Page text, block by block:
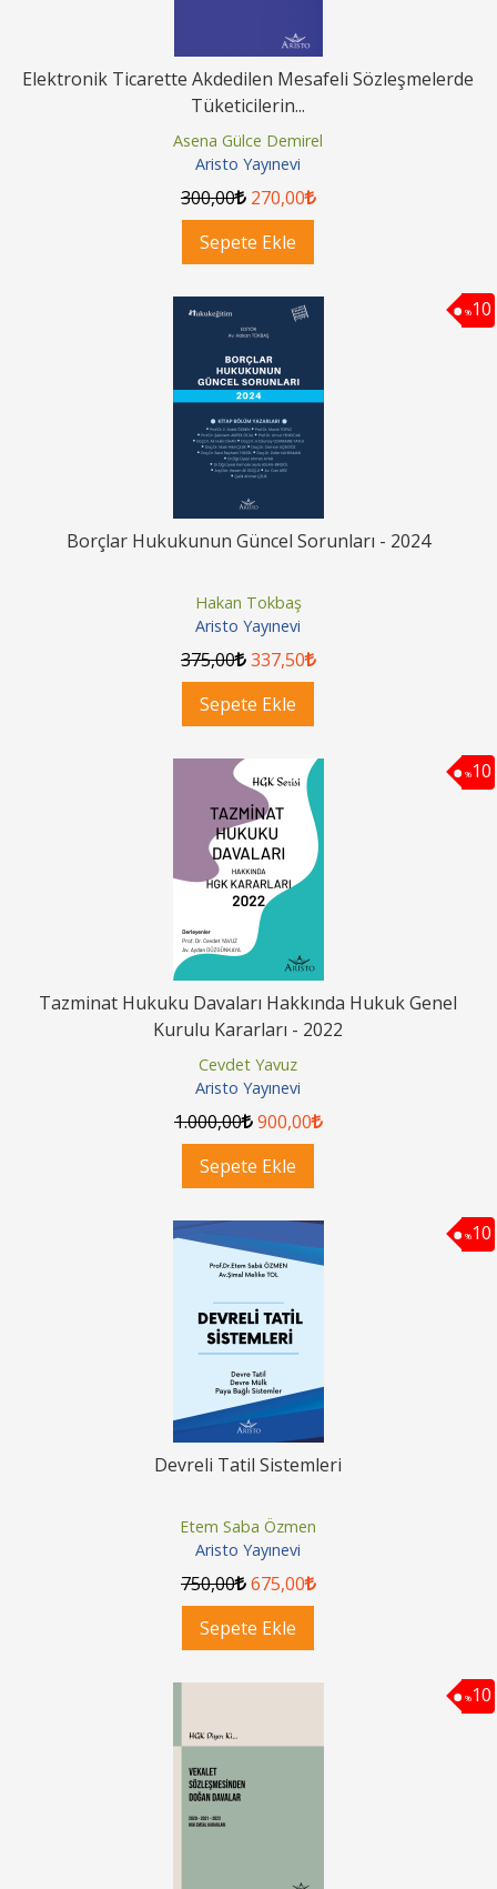
Elektronik Ticarette Akdedilen Mesafeli Sözleşmelerde
Tüketicilerin...
Asena Gülce Demirel
Aristo Yayınevi
300,00 270,00
Sepete Ekle
%10
Borçlar Hukukunun Güncel Sorunları - 2024
Hakan Tokbaş
Aristo Yayınevi
375,00 337,50
Sepete Ekle
%10
Tazminat Hukuku Davaları Hakkında Hukuk Genel
Kurulu Kararları - 2022
Cevdet Yavuz
Aristo Yayınevi
1.000,00 900,00
Sepete Ekle
%10
Devreli Tatil Sistemleri
Etem Saba Özmen
Aristo Yayınevi
750,00 675,00
Sepete Ekle
%10